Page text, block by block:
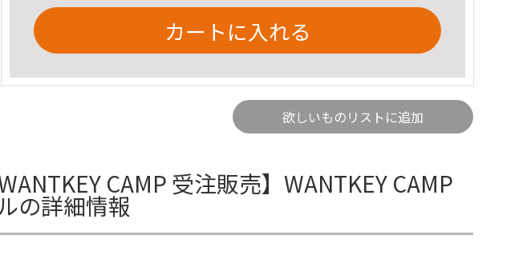
カートに入れる
欲しいものリストに追加
CAMP 受注販売】WANTKEY CAMP
の詳細情報